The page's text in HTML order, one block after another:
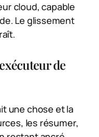
cloud, capable
Le glissement
de
une chose et la
les résumer,